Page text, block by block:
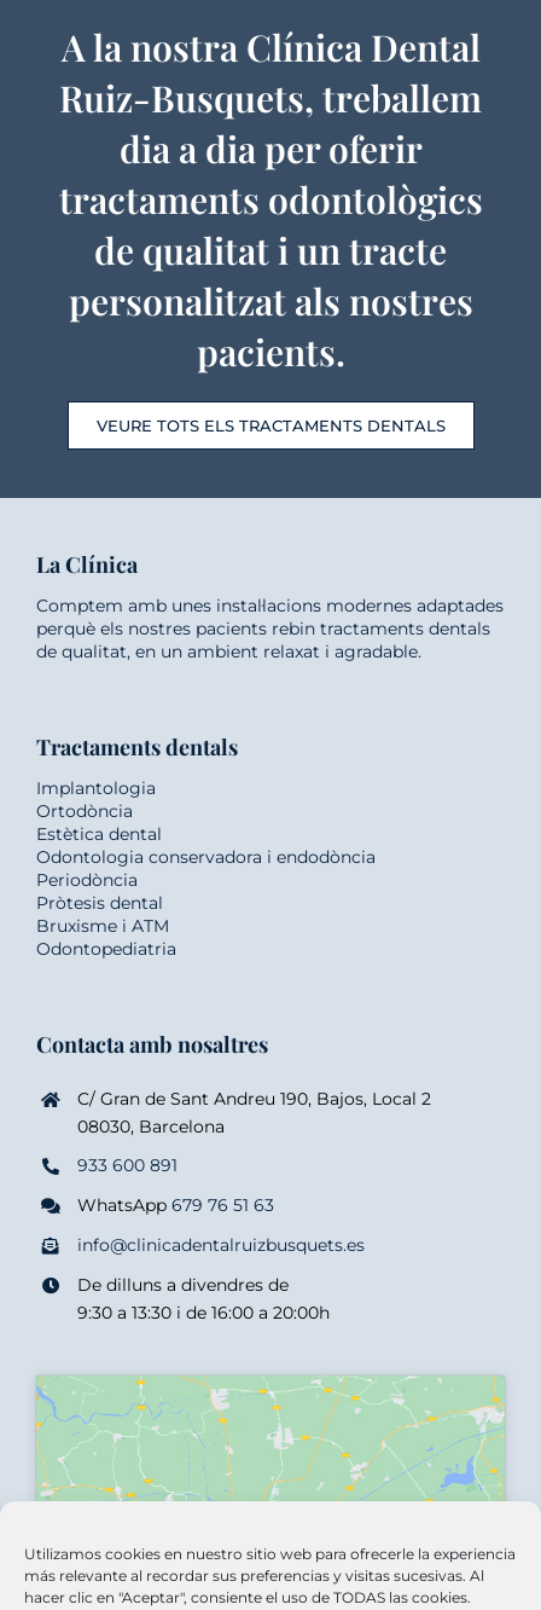
Utilizamos cookies en nuestro sitio web para ofrecerle la experiencia
más relevante al recordar sus preferencias y visitas sucesivas. Al
hacer clic en "Aceptar", consiente el uso de TODAS las cookies.
A la nostra Clínica Dental
Ruiz-Busquets, treballem
dia a dia per oferir
tractaments odontològics
de qualitat i un tracte
personalitzat als nostres
pacients.
VEURE TOTS ELS TRACTAMENTS DENTALS
La Clínica
Comptem amb unes instal·lacions modernes adaptades
perquè els nostres pacients rebin tractaments dentals
de qualitat, en un ambient relaxat i agradable.
Tractaments dentals
Implantologia
Ortodòncia
Estètica dental
Odontologia conservadora i endodòncia
Periodòncia
Pròtesis dental
Bruxisme i ATM
Odontopediatria
Contacta amb nosaltres
C/ Gran de Sant Andreu 190, Bajos, Local 2
08030, Barcelona
933 600 891
WhatsApp679 76 51 63
info@clinicadentalruizbusquets.es
De dilluns a divendres de
9:30 a 13:30 i de 16:00 a 20:00h
marketing y activar este contenido